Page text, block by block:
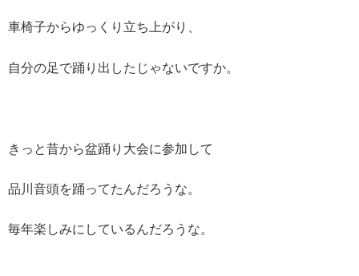
車椅子からゆっくり立ち上がり、
自分の足で踊り出したじゃないですか。
きっと昔から盆踊り大会に参加して
品川音頭を踊ってたんだろうな。
毎年楽しみにしているんだろうな。